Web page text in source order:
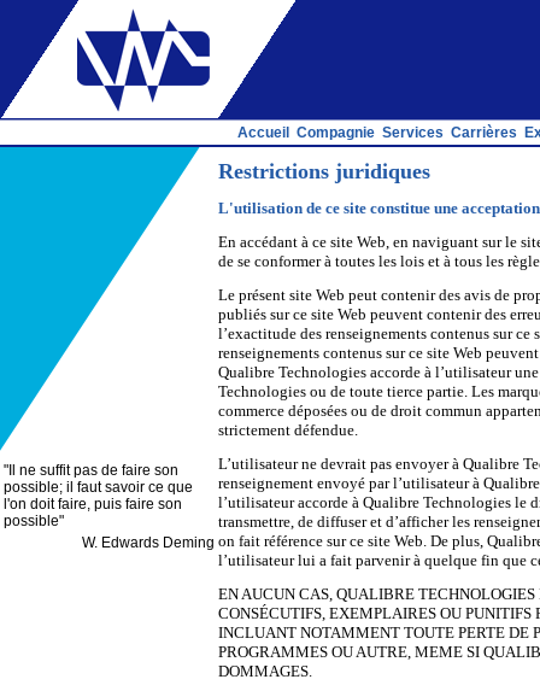
Accueil Compagnie Services Carrières
" Il ne suffit pas de faire son
possible; il faut savoir ce que
l'on doit faire, puis faire son
possible"
W. Edwards Deming
Restrictions juridiques
L'utilisation de ce site constitue une
En accédant à ce site Web, en naviguant sur le
de se conformer à toutes les lois et à tous les
Le présent site Web peut contenir des avis de
publiés sur ce site Web peuvent contenir des
l’exactitude des renseignements contenus sur
renseignements contenus sur ce site Web
Qualibre Technologies accorde à l’utilisateur
Technologies ou de toute tierce partie. Les
commerce déposées ou de droit commun
strictement défendue.
L’utilisateur ne devrait pas envoyer à Qualibre
renseignement envoyé par l’utilisateur à
l’utilisateur accorde à Qualibre Technologies le
transmettre, de diffuser et d’afficher les
on fait référence sur ce site Web. De plus,
l’utilisateur lui a fait parvenir à quelque fin que
EN AUCUN CAS, QUALIBRE
CONSÉCUTIFS, EXEMPLAIRES OU PUNITIFS
INCLUANT NOTAMMENT TOUTE PERTE DE
PROGRAMMES OU AUTRE, MEME SI
DOMMAGES.